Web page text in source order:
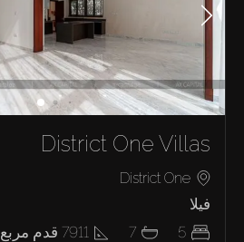
District One Villas
District One
فيلا
5
7
7911 قدم مربع